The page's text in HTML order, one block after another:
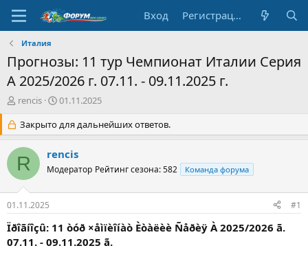
Вход Регистрация
Италия
Прогнозы: 11 тур Чемпионат Италии Серия
А 2025/2026 г. 07.11. - 09.11.2025 г.
А
т
о
р
т
е
м
rencis
Д
т
а
а
ч
а
01.11.2025
Закрыто для дальнейших ответов.
R rencis
Модератор Рейтинг сезона: 582 Команда форума
01.11.2025 #1
Ïðîãíîçû: 11 òóð ×åìïèîíàò Èòàëèè Ñåðèÿ À 2025/2026 ã.
07.11. - 09.11.2025 ã.